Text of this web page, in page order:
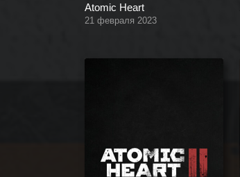
Atomic Heart
21 февраля 2023